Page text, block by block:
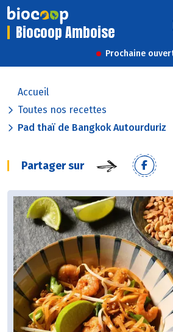
Biocoop Amboise
Prochaine
Accueil
Toutes nos recettes
Pad thaï de Bangkok Autourduriz
Partager sur